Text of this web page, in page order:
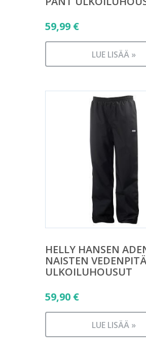
59,99 €
LUE LISÄÄ »
HELLY HANSEN
NAISTEN
ULKOILUHOUSUT
59,90 €
LUE LISÄÄ »